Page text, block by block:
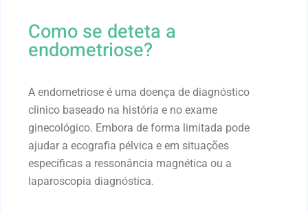
Como se deteta a
endometriose?
A endometriose é uma doença de diagnóstico
clinico baseado na história e no exame
ginecológico. Embora de forma limitada pode
ajudar a ecografia pélvica e em situações
específicas a ressonância magnética ou a
laparoscopia diagnóstica.